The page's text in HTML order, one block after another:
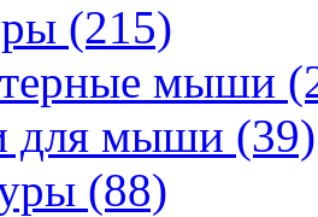
(215)
мыши
для мыши (39)
(88)